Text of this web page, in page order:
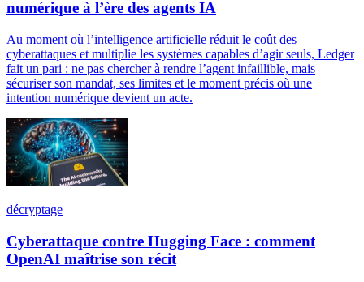
numérique à l’ère des agents IA
Au moment où l’intelligence artificielle réduit le coût des
cyberattaques et multiplie les systèmes capables d’agir seuls, Ledger
fait un pari : ne pas chercher à rendre l’agent infaillible, mais
sécuriser son mandat, ses limites et le moment précis où une
intention numérique devient un acte.
décryptage
Cyberattaque contre Hugging Face : comment
OpenAI maîtrise son récit